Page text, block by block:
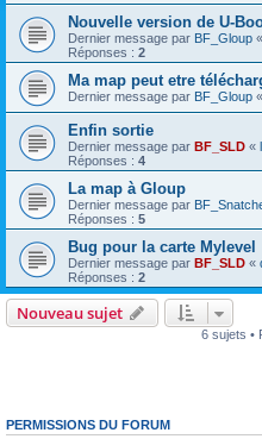
Nouvelle version de U-
Dernier message par BF_Gloup «
Réponses : 2
Ma map peut etre
Dernier message par BF_Gloup «
Enfin sortie
Dernier message par BF_SLD «
Réponses : 4
La map à Gloup
Dernier message par
Réponses : 5
Bug pour la carte Mylevel
Dernier message par BF_SLD «
Réponses : 2
Nouveau sujet
6 sujets •
PERMISSIONS DU FORUM